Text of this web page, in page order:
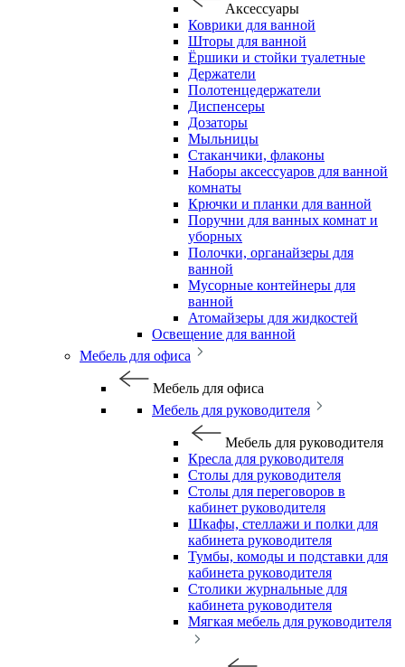
Аксессуары
Коврики для ванной
Шторы для ванной
Ёршики и стойки туалетные
Держатели
Полотенцедержатели
Диспенсеры
Дозаторы
Мыльницы
Стаканчики, флаконы
Наборы аксессуаров для ванной
комнаты
Крючки и планки для ванной
Поручни для ванных комнат и
уборных
Полочки, органайзеры для
ванной
Мусорные контейнеры для
ванной
Атомайзеры для жидкостей
Освещение для ванной
Мебель для офиса
Мебель для офиса
Мебель для руководителя
Мебель для руководителя
Кресла для руководителя
Столы для руководителя
Столы для переговоров в
кабинет руководителя
Шкафы, стеллажи и полки для
кабинета руководителя
Тумбы, комоды и подставки для
кабинета руководителя
Столики журнальные для
кабинета руководителя
Мягкая мебель для руководителя